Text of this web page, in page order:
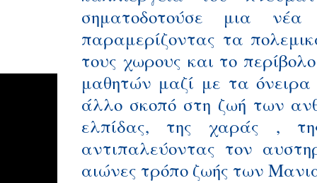
σηματοδοτούσε μια
παραμερίζοντας τα
τους χωρους και το
μαθητών μαζί με τα
άλλο σκοπό στη ζωή των
ελπίδας, της χαράς ,
αντιπαλεύοντας τον
αιώνες τρόπο ζωής των